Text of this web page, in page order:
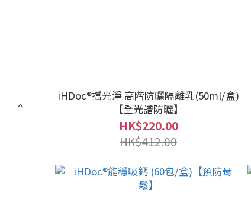
iHDoc®擋光淨 高階防曬隔離乳(50ml/盒)
【全光譜防曬】
HK$220.00
HK$412.00